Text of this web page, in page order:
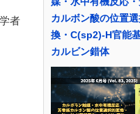
者
カルボン酸の位置
換・C(sp2)-H官能
カルビン錯体